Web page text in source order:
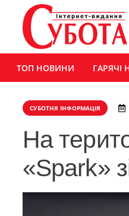
ТОП НОВИНИ ГАРЯЧІ
СУБОТНЯ ІНФОРМАЦІЯ
На
«Spark»